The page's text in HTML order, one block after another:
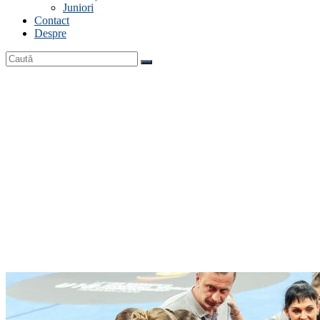
Juniori
Contact
Despre